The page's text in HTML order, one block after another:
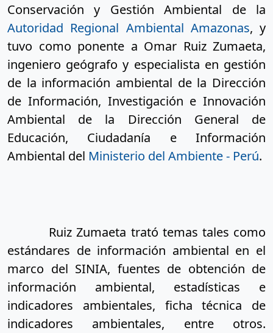
Autoridad Regional Ambiental Amazonas, y
tuvo como ponente a Omar Ruiz Zumaeta,
ingeniero geógrafo y especialista en gestión
de la información ambiental de la Dirección
de Información, Investigación e Innovación
Ambiental de la Dirección General de
Educación, Ciudadanía e Información
Ambiental del Ministerio del Ambiente - Perú.
Ruiz Zumaeta trató temas tales como
estándares de información ambiental en el
marco del SINIA, fuentes de obtención de
información ambiental, estadísticas e
indicadores ambientales, ficha técnica de
indicadores ambientales, entre otros.